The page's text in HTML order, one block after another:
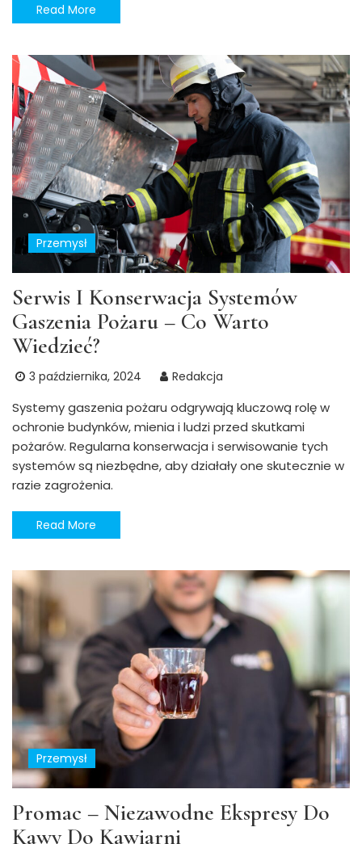
Read More
Przemysł
Serwis I Konserwacja Systemów
Gaszenia Pożaru – Co Warto
Wiedzieć?
3 października, 2024 Redakcja
Systemy gaszenia pożaru odgrywają kluczową rolę w
ochronie budynków, mienia i ludzi przed skutkami
pożarów. Regularna konserwacja i serwisowanie tych
systemów są niezbędne, aby działały one skutecznie w
razie zagrożenia.
Read More
Przemysł
Promac – Niezawodne Ekspresy Do
Kawy Do Kawiarni